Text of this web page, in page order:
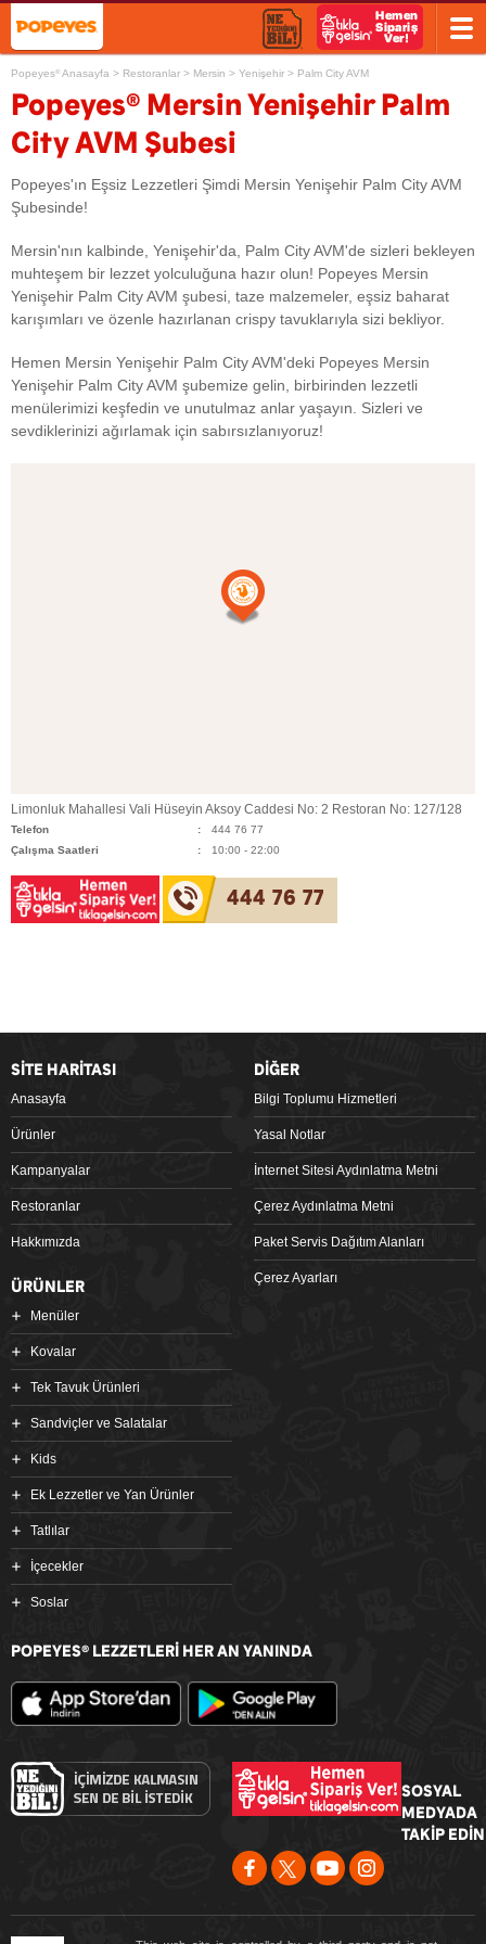
Popeyes® Anasayfa > Restoranlar > Mersin > Yenişehir > Palm City AVM
Popeyes®
Mersin Yenişehir Palm
City AVM Şubesi
Popeyes'ın Eşsiz Lezzetleri Şimdi Mersin Yenişehir Palm City AVM
Şubesinde!
Mersin'nın kalbinde, Yenişehir'da, Palm City AVM'de sizleri bekleyen
muhteşem bir lezzet yolculuğuna hazır olun! Popeyes Mersin
Yenişehir Palm City AVM şubesi, taze malzemeler, eşsiz baharat
karışımları ve özenle hazırlanan crispy tavuklarıyla sizi bekliyor.
Hemen Mersin Yenişehir Palm City AVM'deki Popeyes Mersin
Yenişehir Palm City AVM şubemize gelin, birbirinden lezzetli
menülerimizi keşfedin ve unutulmaz anlar yaşayın. Sizleri ve
sevdiklerinizi ağırlamak için sabırsızlanıyoruz!
Limonluk Mahallesi Vali Hüseyin Aksoy Caddesi No: 2 Restoran No: 127/128
Telefon
444 76 77
Çalışma Saatleri
10:00 - 22:00
444 76 77
SİTE HARİTASI
Anasayfa
Ürünler
Kampanyalar
Restoranlar
Hakkımızda
DİĞER
Bilgi Toplumu Hizmetleri
Yasal Notlar
İnternet Sitesi Aydınlatma Metni
Çerez Aydınlatma Metni
Paket Servis Dağıtım Alanları
Çerez Ayarları
ÜRÜNLER
Menüler
Kovalar
Tek Tavuk Ürünleri
Sandviçler ve Salatalar
Kids
Ek Lezzetler ve Yan Ürünler
Tatlılar
İçecekler
Soslar
POPEYES® LEZZETLERİ HER AN YANINDA
SOSYAL
MEDYADA
TAKİP EDİN